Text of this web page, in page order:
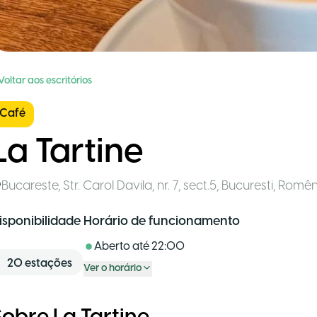
aos escritórios
Café
Tartine
Bucareste, Str. Carol Davila, nr. 7, sect.5, Bucuresti,
20estações
Horário de funcionamento
Aberto até22:00
Ver o horário